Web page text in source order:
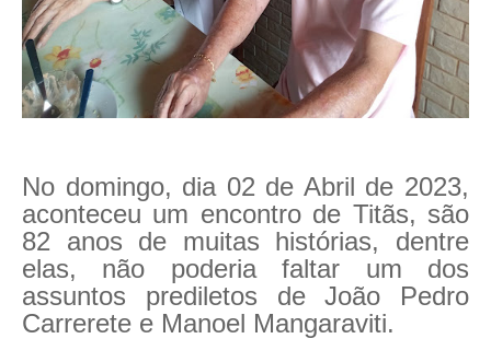
No domingo, dia 02 de Abril de 2023,
aconteceu um encontro de Titãs, são
82 anos de muitas histórias, dentre
elas, não poderia faltar um dos
assuntos prediletos de João Pedro
Carrerete e Manoel Mangaraviti.